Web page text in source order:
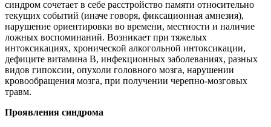
синдром сочетает в себе расстройство памяти относительно
текущих событий (иначе говоря, фиксационная амнезия),
нарушение ориентировки во времени, местности и наличие
ложных воспоминаний. Возникает при тяжелых
интоксикациях, хронической алкогольной интоксикации,
дефиците витамина В, инфекционных заболеваниях, разных
видов гипоксии, опухоли головного мозга, нарушении
кровообращения мозга, при получении черепно-мозговых
травм.
Проявления синдрома